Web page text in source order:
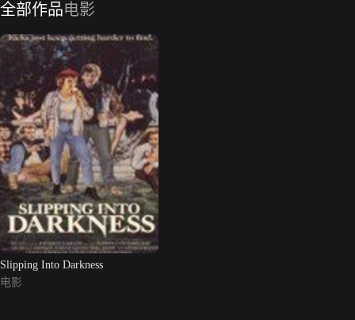
全部作品电影
Slipping Into Darkness
电影